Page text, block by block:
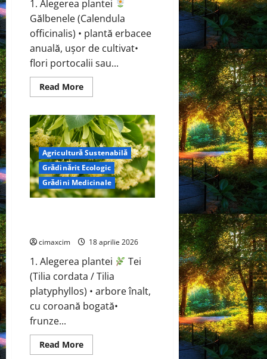
1. Alegerea plantei
Gălbenele (Calendula
officinalis) • plantă erbacee
anuală, ușor de cultivat•
flori portocalii sau...
Read MoreRead
more
(Calendula
officinalis)
Agricultură Sustenabilă
Grădinărit Ecologic
Grădini Medicinale
cimaxcim 18 aprilie 2026
1. Alegerea plantei
Tei
(Tilia cordata / Tilia
platyphyllos) • arbore înalt,
cu coroană bogată•
frunze...
Read MoreRead
more